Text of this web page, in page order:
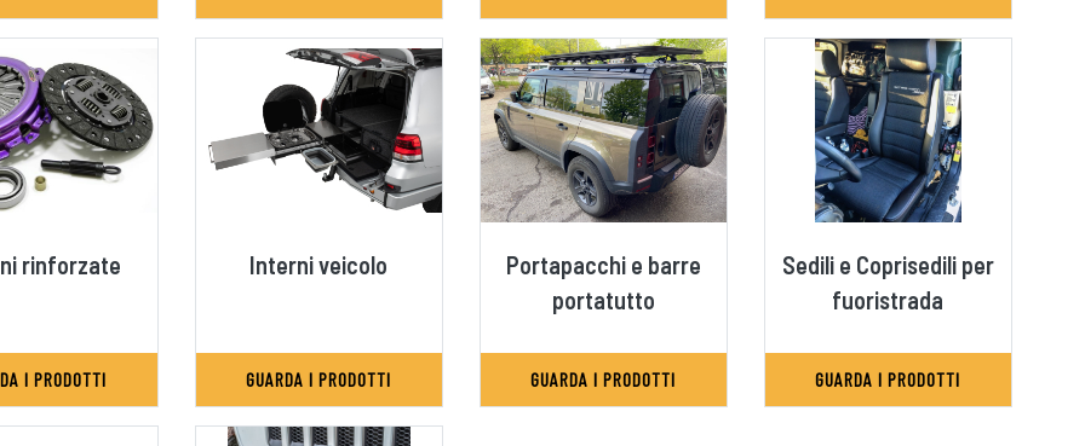
rinforzate
I PRODOTTI
Interni veicolo
GUARDA I PRODOTTI
Portapacchi e barre
portatutto
GUARDA I PRODOTTI
Sedili e Coprisedili per
fuoristrada
GUARDA I PRODOTTI